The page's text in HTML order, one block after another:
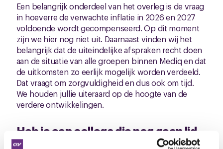
Een belangrijk onderdeel van het overleg is de vraag
in hoeverre de verwachte inflatie in 2026 en 2027
voldoende wordt gecompenseerd. Op dit moment
zijn we hier nog niet uit. Daarnaast vinden wij het
belangrijk dat de uiteindelijke afspraken recht doen
aan de situatie van alle groepen binnen Mediq en dat
de uitkomsten zo eerlijk mogelijk worden verdeeld.
Dat vraagt om zorgvuldigheid en dus ook om tijd.
We houden jullie uiteraard op de hoogte van de
verdere ontwikkelingen.
Heb je een collega die nog geen lid
is?